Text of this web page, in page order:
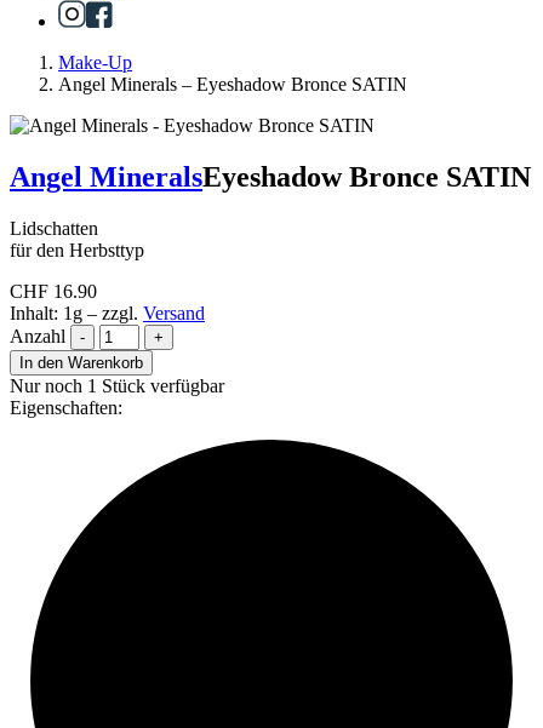
Make-Up
Angel Minerals – Eyeshadow Bronce SATIN
Angel MineralsEyeshadow Bronce SATIN
Lidschatten
für den Herbsttyp
CHF 16.90
Inhalt: 1g – zzgl. Versand
Anzahl
-
+
In den Warenkorb
Nur noch 1 Stück verfügbar
Eigenschaften: